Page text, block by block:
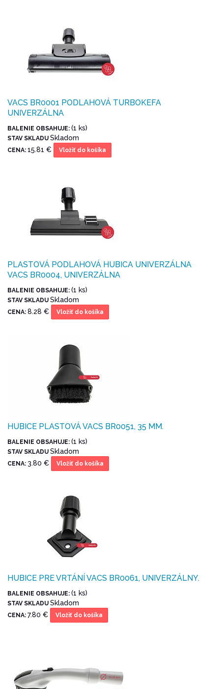
VACS BR0001 PODLAHOVÁ TURBOKEFA
UNIVERZÁLNA
BALENIE OBSAHUJE: (1 ks)
STAV SKLADU Skladom
CENA: 15.81 € Vložiť do košíka
PLASTOVÁ PODLAHOVÁ HUBICA UNIVERZÁLNA
VACS BR0004, UNIVERZÁLNA
BALENIE OBSAHUJE: (1 ks)
STAV SKLADU Skladom
CENA: 8.28 € Vložiť do košíka
HUBICE PLASTOVÁ VACS BR0051, 35 MM.
BALENIE OBSAHUJE: (1 ks)
STAV SKLADU Skladom
CENA: 3.80 € Vložiť do košíka
HUBICE PRE VRTÁNÍ VACS BR0061, UNIVERZÁLNY.
BALENIE OBSAHUJE: (1 ks)
STAV SKLADU Skladom
CENA: 7.80 € Vložiť do košíka